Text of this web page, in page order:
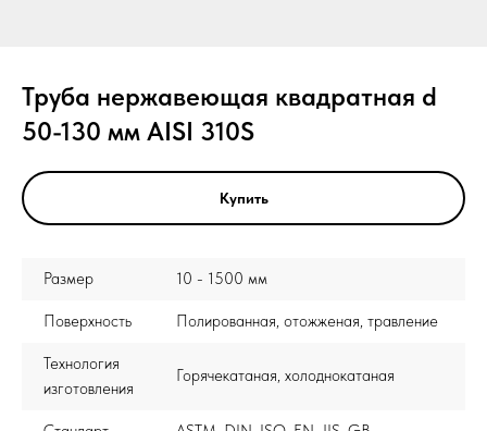
Труба нержавеющая квадратная d
50-130 мм AISI 310S
Купить
Размер 10 - 1500 мм
Поверхность Полированная, отожженая, травление
Технология
изготовления
Горячекатаная, холоднокатаная